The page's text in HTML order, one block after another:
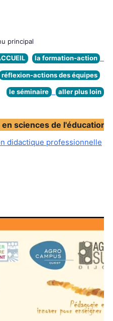
principal
la formation-action
réflexion-actions des équipes
le séminaire aller plus loin
sciences de l'éducation
didactique professionnelle